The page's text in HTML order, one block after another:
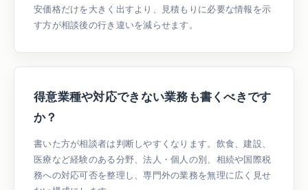
安価格だけを大きく出すより、見積もりに必要な情報を示
す方が相談後の行き違いを減らせます。
得意業種や対応できない業務も書くべきです
か？
書いた方が相談者は判断しやすくなります。飲食、建設、
医療など経験のある分野、法人・個人の別、相続や国際税
務への対応可否を整理し、専門外の業務を無理に広く見せ